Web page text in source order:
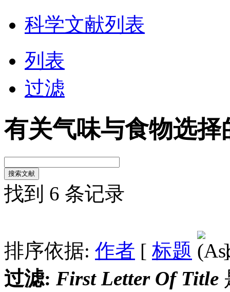
科学文献列表
列表
过滤
有关气味与食物选择
找到 6 条记录
排序依据: 作者 [ 标题
过滤: First Letter Of Title